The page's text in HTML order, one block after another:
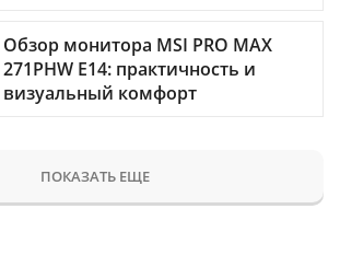
Обзор монитора MSI PRO MAX
271PHW E14: практичность и
визуальный комфорт
ПОКАЗАТЬ ЕЩЕ